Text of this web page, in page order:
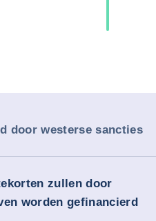
door westerse sancties
zullen door
worden gefinancierd